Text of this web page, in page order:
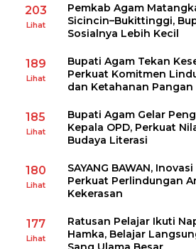
203
Lihat
Pemkab Agam
Sicincin–Bukittinggi,
Sosialnya Lebih Kecil
189
Lihat
Bupati Agam Tekan
Perkuat Komitmen
dan Ketahanan Pangan
185
Lihat
Bupati Agam Gelar
Kepala OPD, Perkuat
Budaya Literasi
180
Lihat
SAYANG BAWAN,
Perkuat Perlindungan
Kekerasan
177
Lihat
Ratusan Pelajar Ikuti
Hamka, Belajar